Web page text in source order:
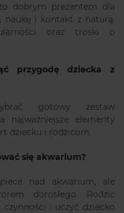
dobrym prezentem dla
naukę i kontakt z naturą.
oraz troski o
przygodę dziecka z
gotowy zestaw
najważniejsze elementy
dziecku i rodzicom.
się akwarium?
nad akwarium, ale
dorosłego. Rodzic
i uczyć dziecko